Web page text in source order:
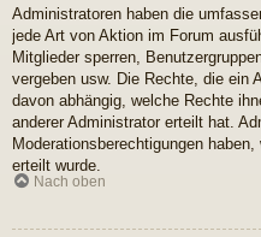
Administratoren haben die
jede Art von Aktion im Forum
Mitglieder sperren,
vergeben usw. Die Rechte, die ein
davon abhängig, welche Rechte
anderer Administrator erteilt hat.
Moderationsberechtigungen
erteilt wurde.
Nach oben